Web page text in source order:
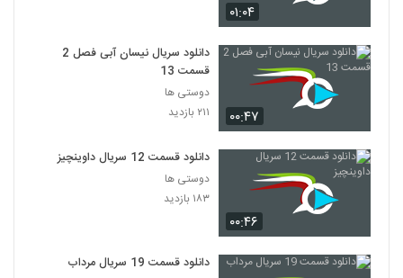
۰۱:۰۴
۰۰:۴۷
دانلود سریال نیسان آبی فصل 2
قسمت 13
دوستی ها
۲۱۱ بازدید
۰۰:۴۶
دانلود قسمت 12 سریال داوینچیز
دوستی ها
۱۸۳ بازدید
دانلود قسمت 19 سریال مرداب